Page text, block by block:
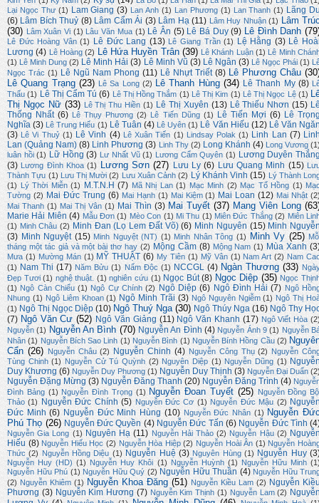
Lại Ngọc Thư (1) Lam Giang (3) Lan Anh (1) Lan Phương (1) Lan Thanh (1) Lãng
(6) Lâm Bích Thuỷ (8) Lâm Cẩm Ái (3) Lâm Hạ (11) Lâm Huy Nhuận (1) Lâm
(30) Lâm Xuân Vi (1) Lâu Văn Mua (1) Lê Ân (5) Lê Bá Duy (9) Lê Đình Danh
Lê Đức Hoàng Vân (1) Lê Đức Lang (13) Lê Giang Trần (1) Lệ Hằng (3) Lê
Lương (4) Lê Hoàng (2) Lê Hứa Huyền Trân (39) Lê Khánh Luận (1) Lê Minh
(1) Lê Minh Dung (2) Lê Minh Hải (3) Lê Minh Vũ (3) Lê Ngân (3) Lê Ngọc Phái (1)
Ngọc Trác (1) Lê Ngũ Nam Phong (11) Lê Nhựt Triết (8) Lê Phương Châu
Lê Quang Trạng (23) Lê Sa Long (2) Lê Thanh Hùng (34) Lê Thanh My (8)
Thấu (1) Lê Thị Cẩm Tú (6) Lê Thị Hồng Thắm (1) Lê Thị Kim (1) Lê Thị Ngọc Lệ (1)
Thị Ngọc Nữ (33) Lê Thị Thu Hiền (1) Lê Thị Xuyên (13) Lê Thiếu Nhơn (15)
Thống Nhất (6) Lê Thụy Phương (2) Lê Tiến Dũng (1) Lê Tiến Mợi (6) Lê
Nghĩa (3) Lê Trung Hiếu (1) Lê Tuân (4) Lê Uyên (1) Lê Văn Hiếu (12) Lê Văn
(3) Lê Vi Thuỷ (1) Lê Vinh (4) Lê Xuân Tiến (1) Lindsay Polak (1) Linh Lan (7)
Lan (Quảng Nam) (8) Linh Phương (3) Linh Thy (2) Long Khánh (4) Long Vương
luân hồi (1) Lữ Hồng (3) Lư Nhất Vũ (1) Lương Cẩm Quyên (1) Lương Duyên
(3) Lương Đình Khoa (1) Lương Sơn (27) Lưu Ly (6) Lưu Quang Minh (15)
Thành Tựu (1) Lưu Thị Mười (2) Lưu Xuân Cảnh (2) Lý Khánh Vinh (15) Lý Thành
(1)
Lý Thời Miễn (1) M.T.N.H (7) Mã Nhị Lan (1) Mạc Minh (2) Mạc Tố Hồng (1)
Tường (2) Mai Đức Trung (6) Mai Hạnh (1) Mai Kiệm (1) Mai Loan (12) Mai Nhật
Mai Thanh (1) Mai Thị Vân (1) Mai Thìn (3) Mai Tuyết (37) Mang Viên Long
Marie Hải Miên (4) Mẫu Đơn (1) Mèo Con (1) Mi Thu (1) Miên Đức Thắng (2) Miên
(1) Minh Châu (2) Minh Đan (Lọ Lem Đất Võ) (6) Minh Nguyên (15) Minh
(3) Minh Nguyệt (15) Minh Nguyệt (NT) (1) Minh Nhân Tông (1) Minh Vy (25)
tháng một tác giả và một bài thơ hay (2) Mộng Cầm (8) Mộng Nam (1) Mùa Xanh
Mưa (1) Mường Mán (1) MỸ THUẬT (6) My Tiên (1) Mỹ Vân (1) Nam Art (2) Nam
(1) Nam Thi (17) Năm Bửu (1) Nấm Độc (1) NCCGL (4) Ngàn Thương (33)
Đẹp Tươi (1) nghệ thuật. (1) nghiên cứu (1) Ngọc Bút (8) Ngọc Diệp (35) Ngọc
(1) Ngô Càn Chiểu (1) Ngô Cự Chính (2) Ngô Diệp (6) Ngô Đình Hải (7) Ngô
Nhung (1) Ngô Liêm Khoan (1) Ngô Minh Trãi (3) Ngô Nguyên Ngiễm (1) Ngô Thị
(1) Ngô Thị Ngọc Diệp (10) Ngô Thuý Nga (30) Ngô Thúy Nga (16) Ngô Thy
(7) Ngô Văn Cư (52) Ngô Văn Giảng (11) Ngô Văn Khanh (17) Ngô Viết Hòa
Nguyễn (1) Nguyễn An Bình (70) Nguyễn An Đình (4) Nguyễn Ánh 9 (1) Nguyễn
Nhân (1) Nguyễn Bích Sao Linh (1) Nguyễn Bình (1) Nguyễn Bính Hồng Cầu (2)
Cẩn (26) Nguyễn Châu (2) Nguyễn Chinh (4) Nguyễn Công Thụ (2) Nguyễn
Tùng Chinh (1) Nguyễn Cử Tú Quỳnh (2) Nguyên Diệp (1) Nguyễn Dũng (1)
Duy Khương (6) Nguyễn Duy Phương (1) Nguyễn Duy Thịnh (3) Nguyễn Đại Duẩn
Nguyễn Đặng Mừng (3) Nguyễn Đăng Thanh (20) Nguyễn Đăng Trình (4)
Đình Bảng (1) Nguyễn Đình Trọng (1) Nguyễn Đoan Tuyết (25)
Nguyễn Đồng
Thảo (1) Nguyễn Đức Chính (5) Nguyễn Đức Cơ (1) Nguyễn Đức Mậu (2)
Đức Minh (6) Nguyễn Đức Minh Hùng (10) Nguyễn Đức Nhân (1) Nguyễn
Phú Thọ (26) Nguyễn Đức Quyền (4) Nguyễn Đức Tấn (6) Nguyễn Đức Tình
Nguyễn Gia Long (1) Nguyên Hạ (11) Nguyễn Hải Thảo (2) Nguyễn Hậu (2)
Hiếu (8) Nguyễn Hiếu Học (2) Nguyễn Hòa Hiệp (2) Nguyễn Hoài Ân (1) Nguyễn
Thức (2) Nguyễn Hồng Diệu (1) Nguyễn Huệ (3) Nguyên Hùng (1) Nguyễn Huy
Nguyễn Huy (HD) (1) Nguyễn Huy Khôi (1) Nguyễn Huỳnh (1) Nguyễn Hữu Minh
Nguyễn Hữu Phú (1) Nguyễn Hữu Quý (2) Nguyễn Hữu Thuần (4) Nguyễn Hữu
(2) Nguyễn Khiêm (1) Nguyễn Khoa Đăng (51) Nguyễn Kiều Lam (2) Nguyễn
Phương (3) Nguyễn Kim Hương (7) Nguyễn Kim Thịnh (1) Nguyễn Lam (2)